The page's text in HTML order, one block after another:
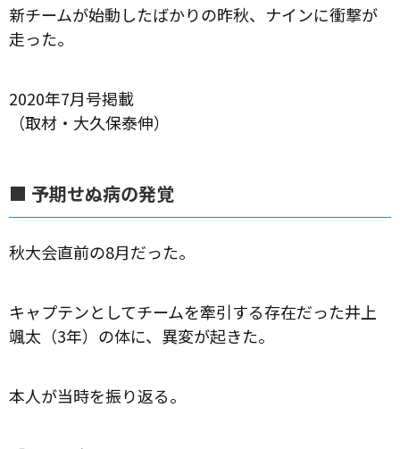
新チームが始動したばかりの昨秋、ナインに衝撃が
走った。
2020年7月号掲載
（取材・大久保泰伸）
■ 予期せぬ病の発覚
秋大会直前の8月だった。
キャプテンとしてチームを牽引する存在だった井上
颯太（3年）の体に、異変が起きた。
本人が当時を振り返る。